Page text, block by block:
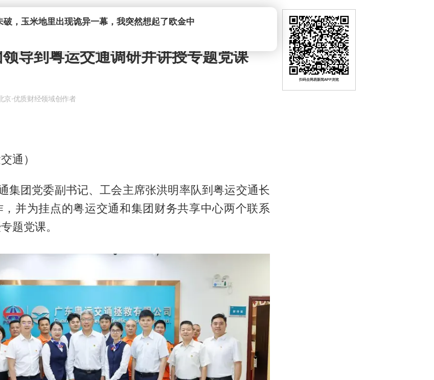
导到粤运交通调研并讲授专题党课
京·优质财经领域创作者
通）
集团党委副书记、工会主席张洪明率队到粤运交通长
并为挂点的粤运交通和集团财务共享中心两个联系
题党课。
扫码去网易新闻APP浏览